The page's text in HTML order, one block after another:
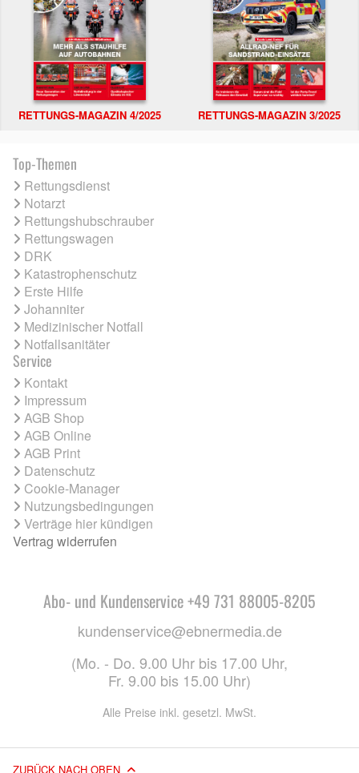
RETTUNGS-MAGAZIN 4/2025 RETTUNGS-MAGAZIN 3/2025
Top-Themen
Rettungsdienst
Notarzt
Rettungshubschrauber
Rettungswagen
DRK
Katastrophenschutz
Erste Hilfe
Johanniter
Medizinischer Notfall
Notfallsanitäter
Service
Kontakt
Impressum
AGB Shop
AGB Online
AGB Print
Datenschutz
Cookie-Manager
Nutzungsbedingungen
Verträge hier kündigen
Vertrag widerrufen
Abo- und Kundenservice +49 731 88005-8205
kundenservice@ebnermedia.de
(Mo. - Do. 9.00 Uhr bis 17.00 Uhr,
Fr. 9.00 bis 15.00 Uhr)
Alle Preise inkl. gesetzl. MwSt.
ZURÜCK NACH OBEN